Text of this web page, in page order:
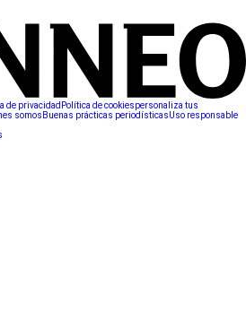
de privacidad Política de cookiespersonaliza tus
somos Buenas prácticas periodísticasUso responsable